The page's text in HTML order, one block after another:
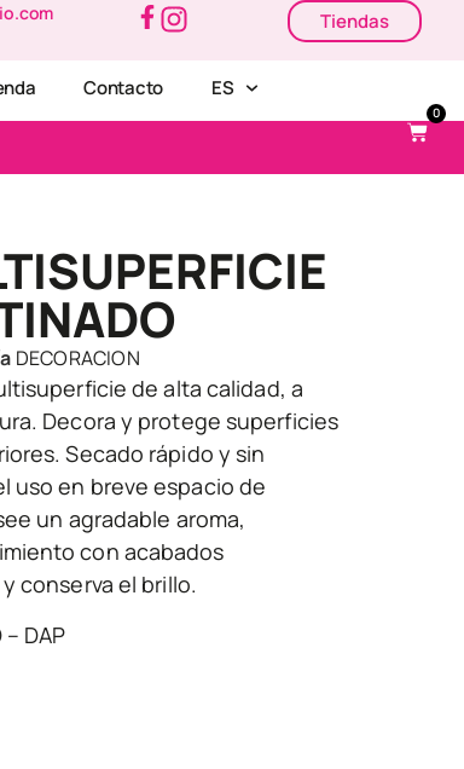
Tiendas
Contacto ES
0
DECORACION
de alta calidad, a
Decora y protege superficies
Secado rápido y sin
uso en breve espacio de
un agradable aroma,
con acabados
conserva el brillo.
DAP